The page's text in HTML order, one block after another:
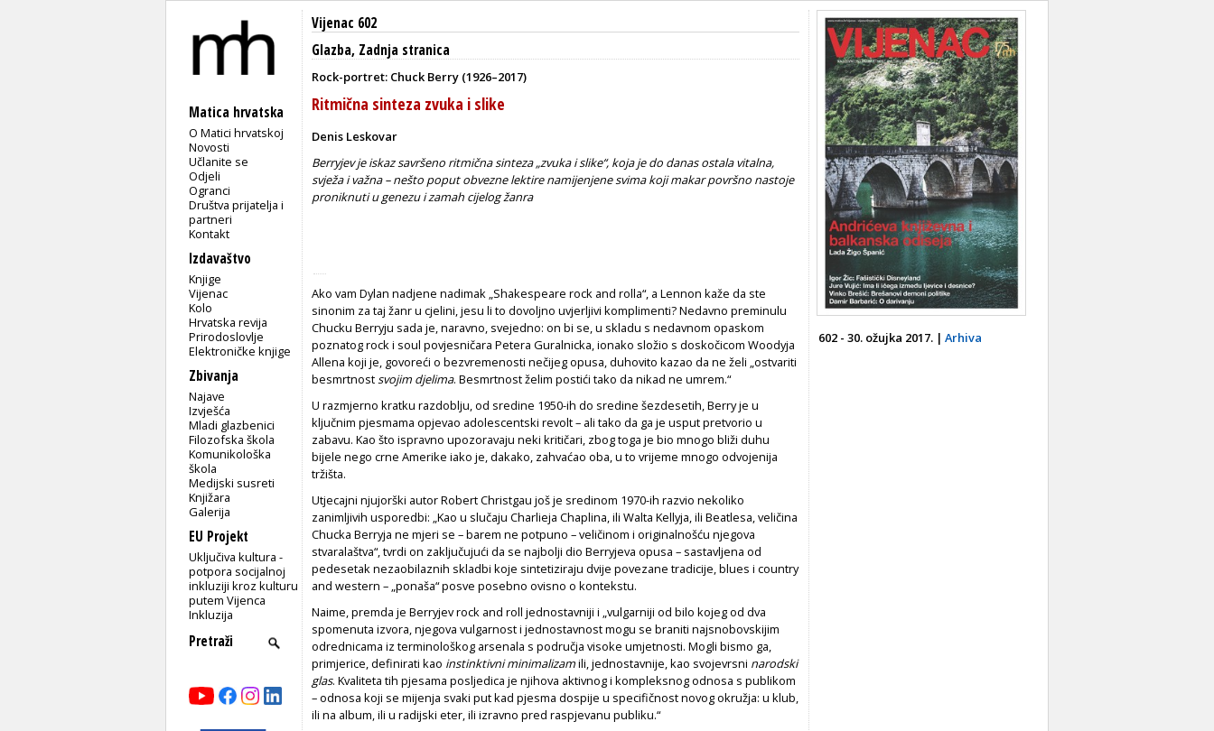
Matica hrvatska
O Matici hrvatskoj
Novosti
Učlanite se
Odjeli
Ogranci
Društva prijatelja i
partneri
Kontakt
Izdavaštvo
Knjige
Vijenac
Kolo
Hrvatska revija
Prirodoslovlje
Elektroničke knjige
Zbivanja
Najave
Izvješća
Mladi glazbenici
Filozofska škola
Komunikološka
škola
Medijski susreti
Knjižara
Galerija
EU Projekt
Uključiva kultura -
potpora socijalnoj
inkluziji kroz kulturu
putem Vijenca
Inkluzija
Vijenac 602
Glazba, Zadnja stranica
Rock-portret: Chuck Berry (1926–2017)
Ritmična sinteza zvuka i slike
Denis Leskovar
Berryjev je iskaz savršeno ritmična sinteza „zvuka i slike“, koja je do danas ostala vitalna,
svježa i važna – nešto poput obvezne lektire namijenjene svima koji makar površno nastoje
proniknuti u genezu i zamah cijelog žanra
Ako vam Dylan nadjene nadimak „Shakespeare rock and rolla“, a Lennon kaže da ste
sinonim za taj žanr u cjelini, jesu li to dovoljno uvjerljivi komplimenti? Nedavno preminulu
Chucku Berryju sada je, naravno, svejedno: on bi se, u skladu s nedavnom opaskom
poznatog rock i soul povjesničara Petera Guralnicka, ionako složio s doskočicom Woodyja
Allena koji je, govoreći o bezvremenosti nečijeg opusa, duhovito kazao da ne želi „ostvariti
besmrtnost svojim djelima. Besmrtnost želim postići tako da nikad ne umrem.“
U razmjerno kratku razdoblju, od sredine 1950-ih do sredine šezdesetih, Berry je u
ključnim pjesmama opjevao adolescentski revolt – ali tako da ga je usput pretvorio u
zabavu. Kao što ispravno upozoravaju neki kritičari, zbog toga je bio mnogo bliži duhu
bijele nego crne Amerike iako je, dakako, zahvaćao oba, u to vrijeme mnogo odvojenija
tržišta.
Utjecajni njujorški autor Robert Christgau još je sredinom 1970-ih razvio nekoliko
zanimljivih usporedbi: „Kao u slučaju Charlieja Chaplina, ili Walta Kellyja, ili Beatlesa, veličina
Chucka Berryja ne mjeri se – barem ne potpuno – veličinom i originalnošću njegova
stvaralaštva“, tvrdi on zaključujući da se najbolji dio Berryjeva opusa – sastavljena od
pedesetak nezaobilaznih skladbi koje sintetiziraju dvije povezane tradicije, blues i country
and western – „ponaša“ posve posebno ovisno o kontekstu.
Naime, premda je Berryjev rock and roll jednostavniji i „vulgarniji od bilo kojeg od dva
spomenuta izvora, njegova vulgarnost i jednostavnost mogu se braniti najsnobovskijim
odrednicama iz terminološkog arsenala s područja visoke umjetnosti. Mogli bismo ga,
primjerice, definirati kao instinktivni minimalizamili, jednostavnije, kao svojevrsni narodski
glas. Kvaliteta tih pjesama posljedica je njihova aktivnog i kompleksnog odnosa s publikom
– odnosa koji se mijenja svaki put kad pjesma dospije u specifičnost novog okružja: u klub,
ili na album, ili u radijski eter, ili izravno pred raspjevanu publiku.“
602 - 30. ožujka 2017. | Arhiva